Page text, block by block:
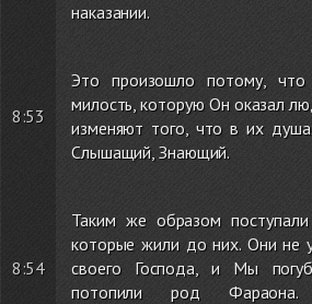
наказании.
8:53
Это произошло потому,
милость, которую Он оказал
изменяют того, что в их
Слышащий, Знающий.
8:54
Таким же образом
которые жили до них. Они не
своего Господа, и Мы
потопили род